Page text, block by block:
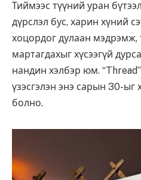
Тиймээс түүний уран
дүрслэл бус, харин хүний
хоцордог дулаан мэдрэмж,
мартагдахыг хүсээгүй
нандин хэлбэр юм.
үзэсгэлэн энэ сарын 30-ыг
болно.